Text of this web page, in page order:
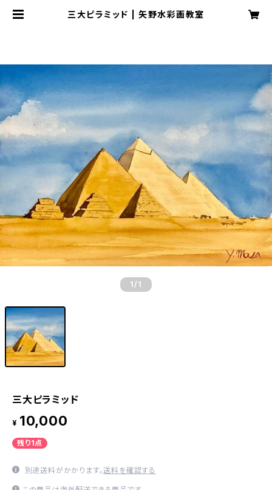
三大ピラミッド | 矢野水彩画教室
1 /1
三大ピラミッド
¥ 10,000
残り1点
別途送料がかかります。送料を確認する